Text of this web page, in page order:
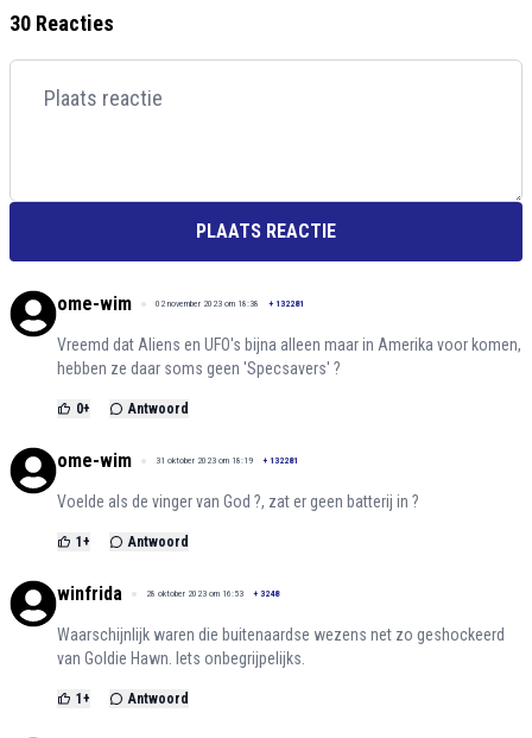
30 Reacties
PLAATS REACTIE
ome-wim 02 november 2023 om 18:38 + 132281
Vreemd dat Aliens en UFO's bijna alleen maar in Amerika voor komen,
hebben ze daar soms geen 'Specsavers' ?
0+ Antwoord
ome-wim 31 oktober 2023 om 18:19 + 132281
Voelde als de vinger van God ?, zat er geen batterij in ?
1 + Antwoord
winfrida 28 oktober 2023 om 16:53 + 3248
Waarschijnlijk waren die buitenaardse wezens net zo geshockeerd
van Goldie Hawn. Iets onbegrijpelijks.
1 + Antwoord